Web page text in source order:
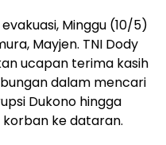
Minggu (10/5)
Mayjen. TNI Dody
ucapan terima kasih
dalam mencari
Dukono hingga
ke dataran.